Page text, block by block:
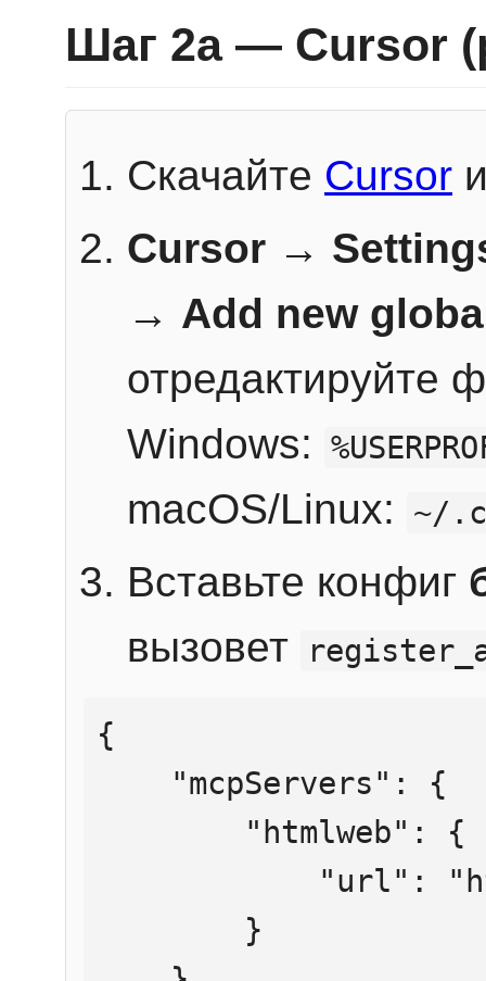
Шаг 2a — Cursor
Скачайте Cursor
Cursor →
→ Add new
отредактируйте
Windows:
macOS/Linux: ~/
Вставьте конфиг
вызовет
{